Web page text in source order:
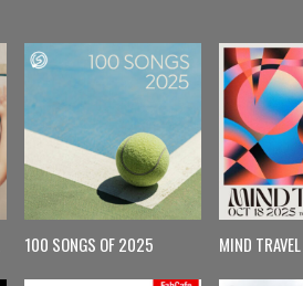
100 SONGS OF 2025 MIND TRAVEL